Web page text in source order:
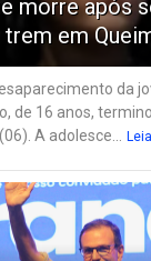
morre após
trem em
da
de 16 anos,
A adolesce...